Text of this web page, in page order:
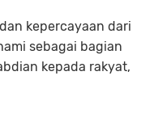
kepercayaan dari
sebagai bagian
kepada rakyat,